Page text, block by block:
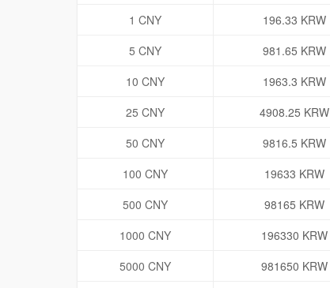
1 CNY
196.33 KRW
5 CNY
981.65 KRW
10 CNY
1963.3 KRW
25 CNY
4908.25 KRW
50 CNY
9816.5 KRW
100 CNY
19633 KRW
500 CNY
98165 KRW
1000 CNY
196330 KRW
5000 CNY
981650 KRW